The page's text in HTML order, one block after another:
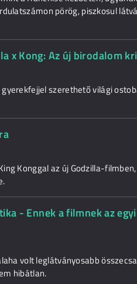
pörög, piszkosul
x Kong: Az új birodalom
szerethető világi
Konggal az új Godzilla-
- Ennek a filmnek az
volt leglátványosabb
hibátlan.